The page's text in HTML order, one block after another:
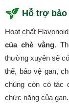
Hỗ trợ
Hoạt chất
của chè vằng.
thường xuyên sẽ
thể, bảo vệ gan,
chúng còn có tác
chức năng của gan.